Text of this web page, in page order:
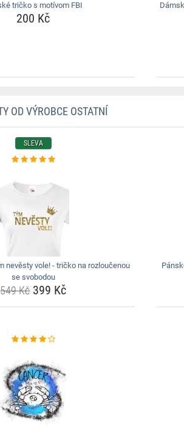
tričko s motívom FBI
200 Kč
OD VÝROBCE OSTATNÍ
SLEVA
nevěsty vole! - tričko na rozloučenou
se svobodou
549 Kč399 Kč